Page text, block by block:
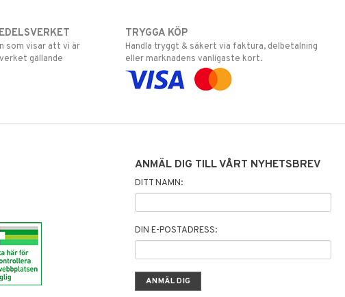
som visar att vi är
gällande
TRYGGA KÖP
Handla tryggt & säkert via faktura, delbetalning
eller marknadens vanligaste kort.
ANMÄL DIG TILL VÅRT NYHETSBREV
DITT NAMN:
DIN E-POSTADRESS: